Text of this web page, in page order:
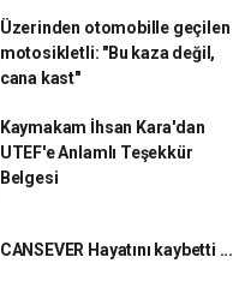
Üzerinden otomobille geçilen
motosikletli: "Bu kaza değil,
cana kast"
Kaymakam İhsan Kara'dan
UTEF'e Anlamlı Teşekkür
Belgesi
CANSEVER Hayatını kaybetti ...